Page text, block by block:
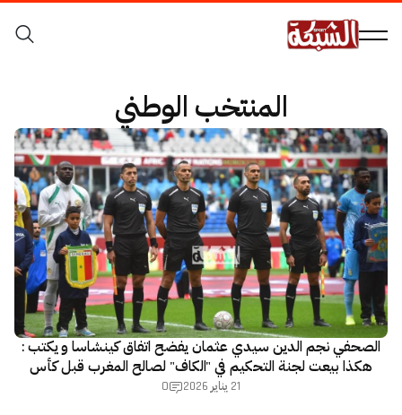
المنتخب الوطني
الصحفي نجم الدين سيدي عثمان يفضح اتفاق كينشاسا و يكتب :
هكذا بيعت لجنة التحكيم في "الكاف" لصالح المغرب قبل كأس
إفريقيا!
21 يناير 2026 0